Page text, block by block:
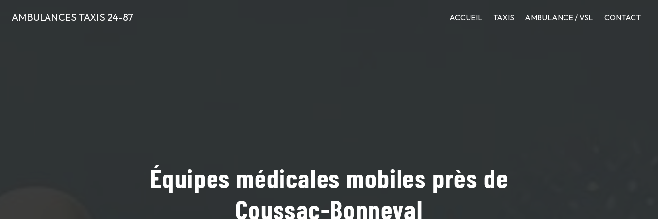
AMBULANCES TAXIS 24-87 ACCUEIL TAXIS AMBULANCE / VSL CONTACT
Équipes médicales mobiles près de
Coussac-Bonneval